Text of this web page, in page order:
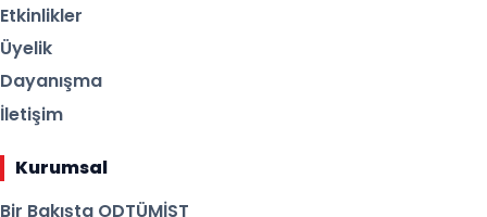
Etkinlikler
Üyelik
Dayanışma
İletişim
Kurumsal
Bir Bakışta ODTÜMİST